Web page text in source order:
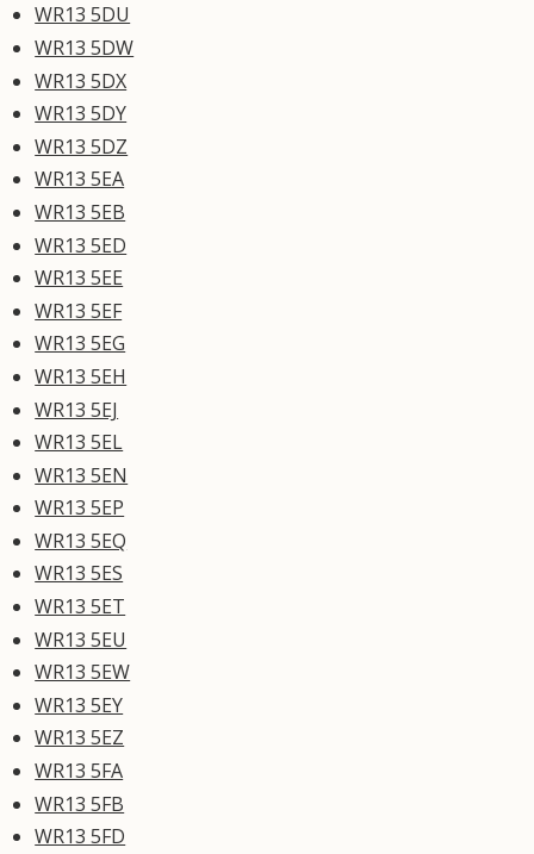
WR13 5DU
WR13 5DW
WR13 5DX
WR13 5DY
WR13 5DZ
WR13 5EA
WR13 5EB
WR13 5ED
WR13 5EE
WR13 5EF
WR13 5EG
WR13 5EH
WR13 5EJ
WR13 5EL
WR13 5EN
WR13 5EP
WR13 5EQ
WR13 5ES
WR13 5ET
WR13 5EU
WR13 5EW
WR13 5EY
WR13 5EZ
WR13 5FA
WR13 5FB
WR13 5FD